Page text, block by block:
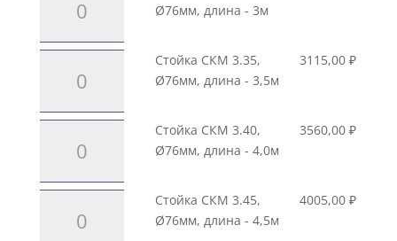
товара
СКМ
Ø76мм,
длина
Ø76мм, длина - 3м
товара
СКМ
Ø76мм,
длина
Стойка СКМ 3.35,
Ø76мм, длина - 3,5м
3115,00 ₽
товара
СКМ
Ø76мм,
Стойка СКМ 3.40,
Ø76мм, длина - 4,0м
3560,00 ₽
товара
Стойка СКМ 3.45,
Ø76мм, длина - 4,5м
4005,00 ₽